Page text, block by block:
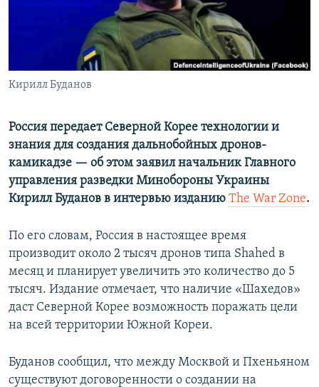
ПОБЕДИТЕЛЕЙ НЕ СУДЯТ?
КРЫМ.НЕПОКОРЕННЫЙ
УКРАИНСКАЯ ПРОБЛЕМА КРЫМА
Кирилл Буданов
Россия передает Северной Корее технологии и
знания для создания дальнобойных дронов-
камикадзе — об этом заявил начальник Главного
управления разведки Минобороны Украины
Кирилл Буданов в интервью изданию The War Zone.
По его словам, Россия в настоящее время
производит около 2 тысяч дронов типа Shahed в
месяц и планирует увеличить это количество до 5
тысяч. Издание отмечает, что наличие «Шахедов»
даст Северной Корее возможность поражать цели
на всей территории Южной Кореи.
Буданов сообщил, что между Москвой и Пхеньяном
существуют договоренности о создании на